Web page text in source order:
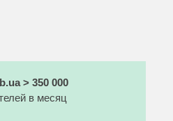
> 350 000
в месяц